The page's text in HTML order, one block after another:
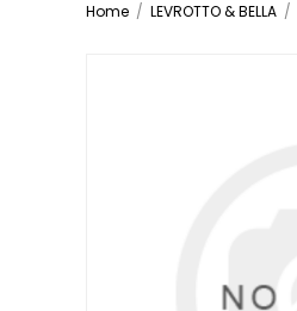
Home / LEVROTTO & BELLA /